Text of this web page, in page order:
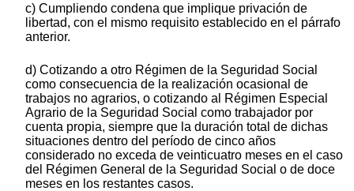
c) Cumpliendo condena que implique privación de
libertad, con el mismo requisito establecido en el párrafo
anterior.
d) Cotizando a otro Régimen de la Seguridad Social
como consecuencia de la realización ocasional de
trabajos no agrarios, o cotizando al Régimen Especial
Agrario de la Seguridad Social como trabajador por
cuenta propia, siempre que la duración total de dichas
situaciones dentro del período de cinco años
considerado no exceda de veinticuatro meses en el caso
del Régimen General de la Seguridad Social o de doce
meses en los restantes casos.